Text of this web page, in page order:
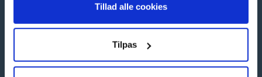
Tillad alle cookies
Tilpas